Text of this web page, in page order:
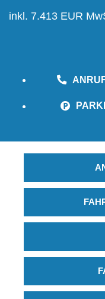
inkl. 7.413 EUR